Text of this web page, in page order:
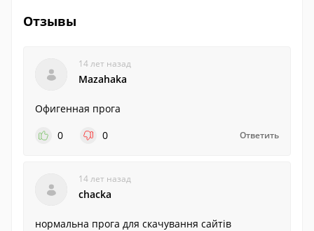
Отзывы
14 лет назад
Mazahaka
Офигенная прога
0
0 Ответить
14 лет назад
chacka
нормальна прога для скачування сайтів